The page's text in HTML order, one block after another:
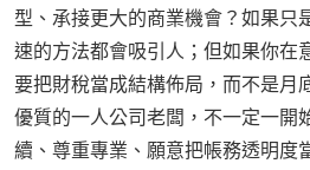
型、承接更大的商業機會？如果只
速的方法都會吸引人；但如果你在
要把財稅當成結構佈局，而不是月
優質的一人公司老闆，不一定一開
續、尊重專業、願意把帳務透明度